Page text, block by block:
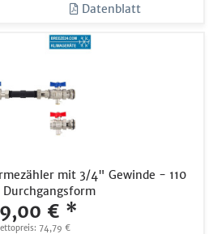
Datenblatt
mit 3/4" Gewinde - 110
€ *
74,79 €